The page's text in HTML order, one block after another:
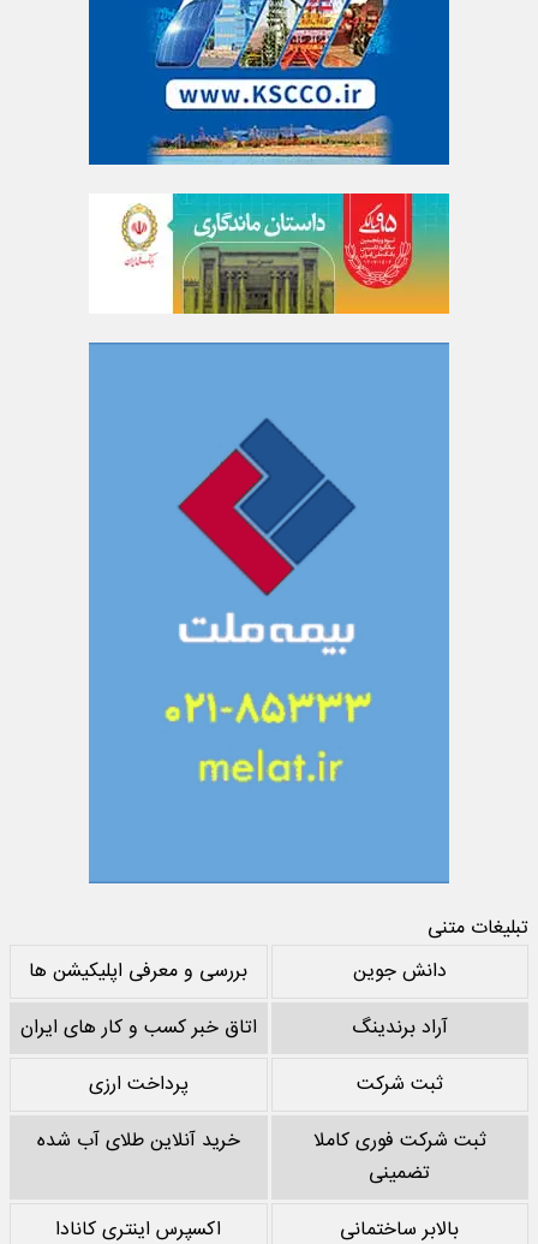
تبلیغات متنی
دانش جوین
بررسی و معرفی اپلیکیشن ها
آراد برندینگ
اتاق خبر کسب و کار های ایران
ثبت شرکت
پرداخت ارزی
ثبت شرکت فوری کاملا
تضمینی
خرید آنلاین طلای آب شده
بالابر ساختمانی اکسپرس اینتری کانادا